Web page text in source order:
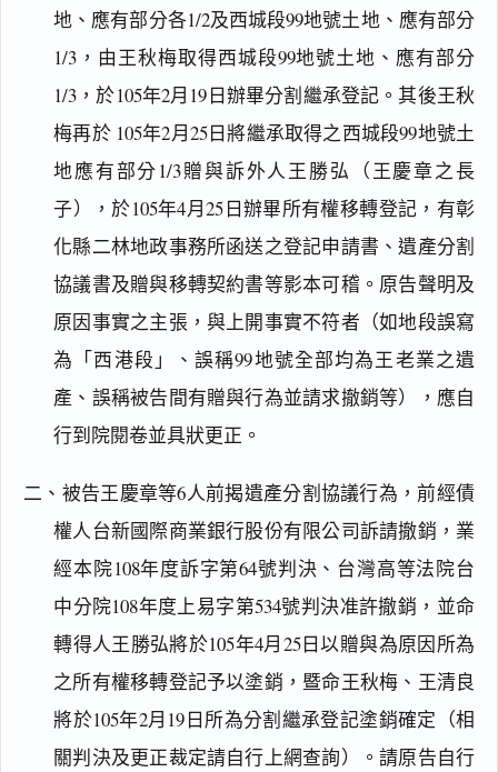
地、應有部分各1/2及西城段99地號土地、應有部分
1/3，由王秋梅取得西城段99地號土地、應有部分
1/3，於105年2月19日辦畢分割繼承登記。其後王秋
梅再於 105年2月25日將繼承取得之西城段99地號土
地應有部分1/3贈與訴外人王勝弘（王慶章之長
子），於105年4月25日辦畢所有權移轉登記，有彰
化縣二林地政事務所函送之登記申請書、遺產分割
協議書及贈與移轉契約書等影本可稽。原告聲明及
原因事實之主張，與上開事實不符者（如地段誤寫
為「西港段」、誤稱99地號全部均為王老業之遺
產、誤稱被告間有贈與行為並請求撤銷等），應自
行到院閱卷並具狀更正。
二、被告王慶章等6人前揭遺產分割協議行為，前經債
權人台新國際商業銀行股份有限公司訴請撤銷，業
經本院108年度訴字第64號判決、台灣高等法院台
中分院108年度上易字第534號判決准許撤銷，並命
轉得人王勝弘將於105年4月25日以贈與為原因所為
之所有權移轉登記予以塗銷，暨命王秋梅、王清良
將於105年2月19日所為分割繼承登記塗銷確定（相
關判決及更正裁定請自行上網查詢）。請原告自行